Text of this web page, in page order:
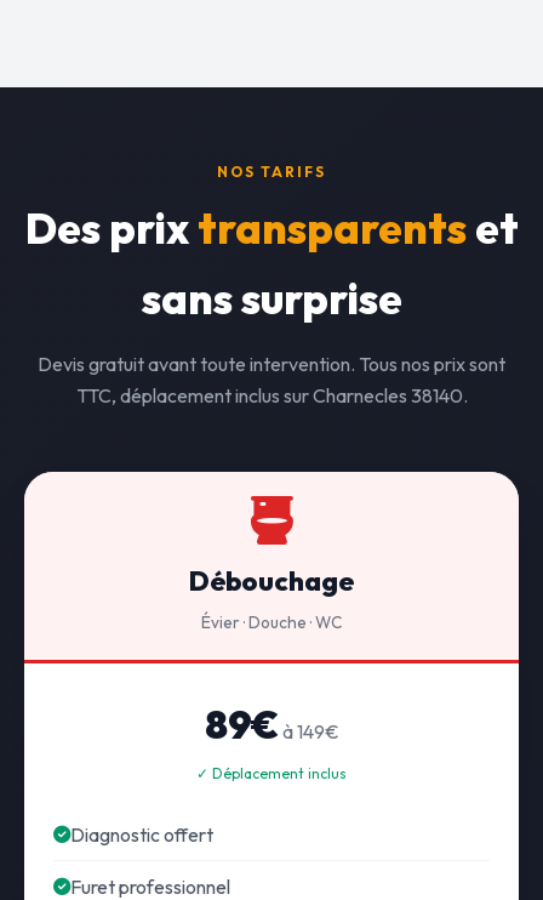
NOS TARIFS
Des prixtransparentset
sans surprise
Devis gratuit avant toute intervention. Tous nos prix sont
TTC, déplacement inclus sur Charnecles 38140.
Débouchage
Évier · Douche · WC
89€ à 149€
✓ Déplacement inclus
Diagnostic offert
Furet professionnel